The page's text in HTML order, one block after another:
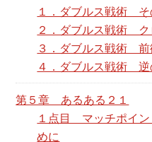
１．ダブルス戦術 そ
２．ダブルス戦術 ク
３．ダブルス戦術 前
４．ダブルス戦術 逆
第５章 あるある２１
１点目 マッチポイン
めに